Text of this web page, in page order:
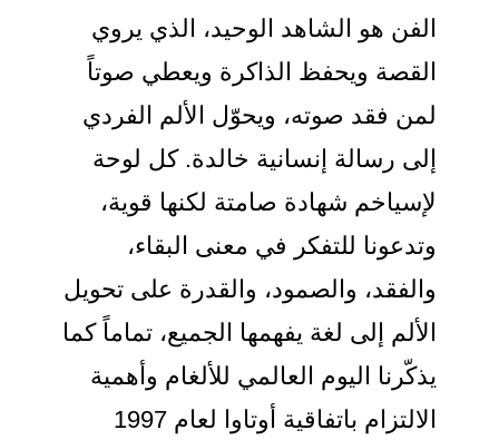
الفن هو الشاهد الوحيد، الذي يروي
القصة ويحفظ الذاكرة ويعطي صوتاً
لمن فقد صوته، ويحوّل الألم الفردي
إلى رسالة إنسانية خالدة. كل لوحة
لإسياخم شهادة صامتة لكنها قوية،
وتدعونا للتفكر في معنى البقاء،
والفقد، والصمود، والقدرة على تحويل
الألم إلى لغة يفهمها الجميع، تماماً كما
يذكّرنا اليوم العالمي للألغام وأهمية
الالتزام باتفاقية أوتاوا لعام 1997